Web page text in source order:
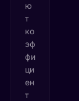
ю
т
ко
эф
фи
ци
ен
т